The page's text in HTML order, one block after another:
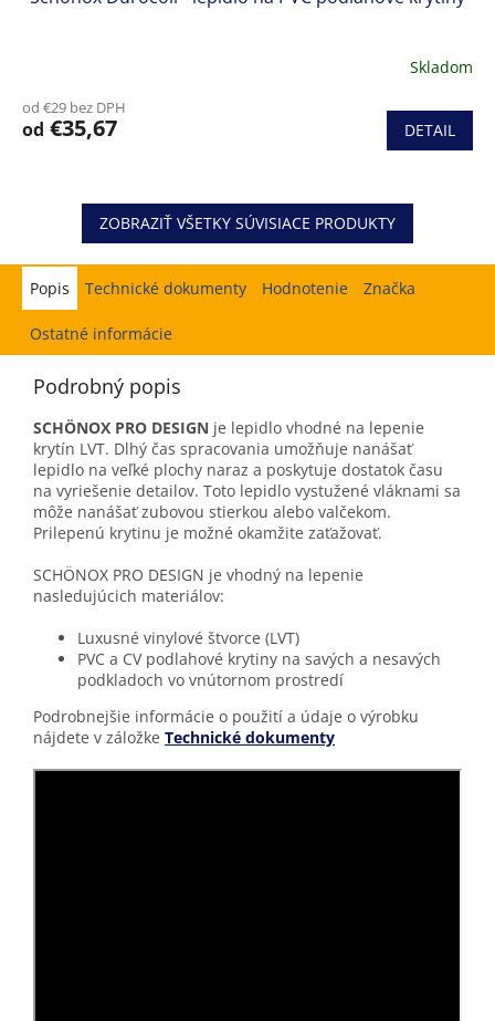
Skladom
od €29 bez DPH
od €35,67 DETAIL
ZOBRAZIŤ VŠETKY SÚVISIACE PRODUKTY
Popis Hodnotenie Značka
Ostatné informácie
Podrobný popis
SCHÖNOX PRO DESIGN je lepidlo vhodné na lepenie
krytín LVT. Dlhý čas spracovania umožňuje nanášať
lepidlo na veľké plochy naraz a poskytuje dostatok času
na vyriešenie detailov. Toto lepidlo vystužené vláknami sa
môže nanášať zubovou stierkou alebo valčekom.
Prilepenú krytinu je možné okamžite zaťažovať.
SCHÖNOX PRO DESIGN je vhodný na lepenie
nasledujúcich materiálov:
Luxusné vinylové štvorce (LVT)
PVC a CV podlahové krytiny na savých a nesavých
podkladoch vo vnútornom prostredí
Podrobnejšie informácie o použití a údaje o výrobku
nájdete v záložke Technické dokumenty